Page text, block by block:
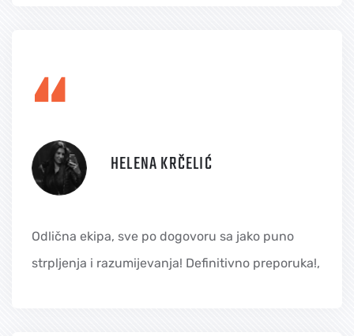
“ HELENA KRČELIĆ
Odlična ekipa, sve po dogovoru sa jako puno
strpljenja i razumijevanja! Definitivno preporuka!,